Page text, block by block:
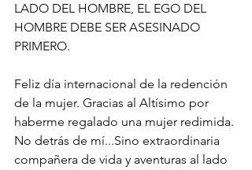
LADO DEL HOMBRE, EL EGO DEL
HOMBRE DEBE SER ASESINADO
PRIMERO.
Feliz día internacional de la redención
de la mujer. Gracias al Altísimo por
haberme regalado una mujer redimida.
No detrás de mí...Sino extraordinaria
compañera de vida y aventuras al lado